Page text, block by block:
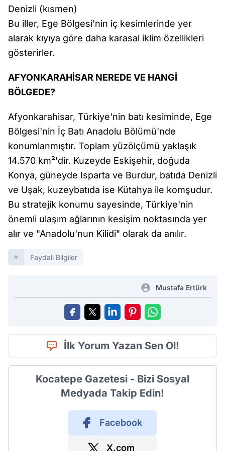
Denizli (kısmen)
Bu iller, Ege Bölgesi'nin iç kesimlerinde yer
alarak kıyıya göre daha karasal iklim özellikleri
gösterirler.
AFYONKARAHİSAR NEREDE VE HANGİ
BÖLGEDE?
Afyonkarahisar, Türkiye'nin batı kesiminde, Ege
Bölgesi'nin İç Batı Anadolu Bölümü'nde
konumlanmıştır. Toplam yüzölçümü yaklaşık
14.570 km²'dir. Kuzeyde Eskişehir, doğuda
Konya, güneyde Isparta ve Burdur, batıda Denizli
ve Uşak, kuzeybatıda ise Kütahya ile komşudur.
Bu stratejik konumu sayesinde, Türkiye'nin
önemli ulaşım ağlarının kesişim noktasında yer
alır ve "Anadolu'nun Kilidi" olarak da anılır.
Faydalı Bilgiler
Mustafa Ertürk
İlk Yorum Yazan Sen Ol!
Kocatepe Gazetesi - Bizi Sosyal
Medyada Takip Edin!
Facebook
X.com